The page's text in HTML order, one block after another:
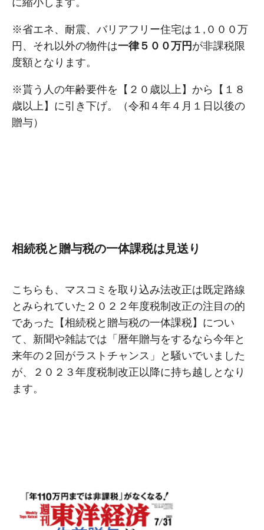
※省エネ、耐震、バリアフリー住宅は１,０００万
円、それ以外の物件は一律５００万円 が非課税限
度額となります。
※貰う人の年齢要件を【２０歳以上】から【１８
歳以上】に引き下げ。（令和４年４月１日以後の
贈与）
相続税と贈与税の一体課税は見送り
こちらも、マスコミを取り込み法改正は既定路線
とみられていた２０２２年度税制改正の注目の的
であった【相続税と贈与税の一体課税】につい
て、新聞や雑誌では「暦年贈与をするなら今年と
来年の２回がラストチャンス」と騒いでいました
が、２０２３年度税制改正以降に持ち越しとなり
ます。